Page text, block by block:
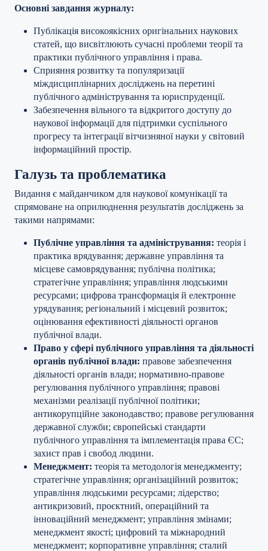
Основні завдання журналу:
Публікація високоякісних оригінальних наукових
статей, що висвітлюють сучасні проблеми теорії та
практики публічного управління і права.
Сприяння розвитку та популяризації
міждисциплінарних досліджень на перетині
публічного адміністрування та юриспруденції.
Забезпечення вільного та відкритого доступу до
наукової інформації для підтримки суспільного
прогресу та інтеграції вітчизняної науки у світовий
інформаційний простір.
Галузь та проблематика
Видання є майданчиком для наукової комунікації та
спрямоване на оприлюднення результатів досліджень за
такими напрямами:
Публічне управління та адміністрування: теорія і
практика врядування; державне управління та
місцеве самоврядування; публічна політика;
стратегічне управління; управління людськими
ресурсами; цифрова трансформація й електронне
урядування; регіональний і місцевий розвиток;
оцінювання ефективності діяльності органов
публічної влади.
Право у сфері публічного управління та діяльності
органів публічної влади: правове забезпечення
діяльності органів влади; нормативно-правове
регулювання публічного управління; правові
механізми реалізації публічної політики;
антикорупційне законодавство; правове регулювання
державної служби; європейські стандарти
публічного управління та імплементація права ЄС;
захист прав і свобод людини.
Менеджмент: теорія та методологія менеджменту;
стратегічне управління; організаційний розвиток;
управління людськими ресурсами; лідерство;
антикризовий, проєктний, операційний та
інноваційний менеджмент; управління змінами;
менеджмент якості; цифровий та міжнародний
менеджмент; корпоративне управління; сталий